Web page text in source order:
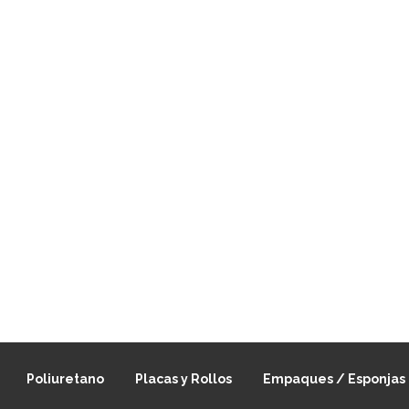
Poliuretano Placas y Rollos Empaques / Esponjas